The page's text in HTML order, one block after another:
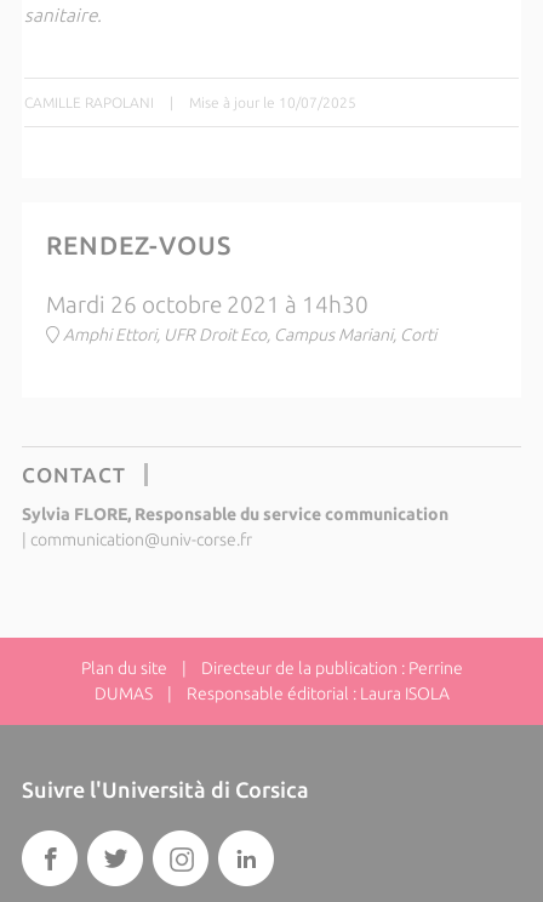
sanitaire.
CAMILLE RAPOLANI Mise à jour le 10/07/2025
RENDEZ-VOUS
Mardi 26 octobre 2021 à 14h30
Amphi Ettori, UFR Droit Eco, Campus Mariani, Corti
CONTACT
Sylvia FLORE, Responsable du service communication
communication@univ-corse.fr
Plan du site | Directeur de la publication : Perrine
DUMAS | Responsable éditorial : Laura ISOLA
Suivre l'Università di Corsica